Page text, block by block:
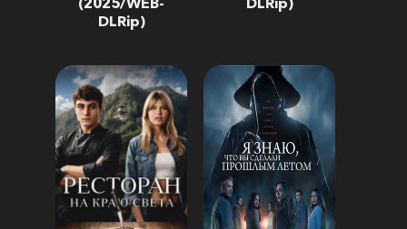
DLRip)